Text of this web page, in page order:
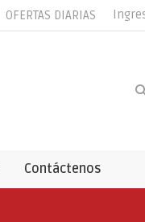
OFERTAS DIARIAS
Contáctenos